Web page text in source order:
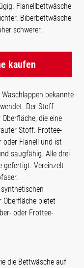
Flanellbettwäsche
Biberbettwäsche
schwerer.
kaufen
bekannte
Der Stoff
die eine
Stoff. Frottee-
oder Flanell und ist
saugfähig. Alle drei
gefertigt. Vereinzelt
bietet
oder Frottee-
die Bettwäsche auf